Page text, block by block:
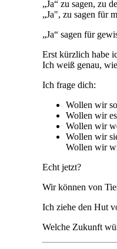
„Ja“ zu sagen, zu
„Ja", zu sagen für
„Ja“ sagen für
Erst kürzlich habe
Ich weiß genau,
Ich frage dich:
Wollen wir
Wollen wir
Wollen wir
Wollen wir
Wollen wir
Echt jetzt?
Wir können von
Ich ziehe den Hut
Welche Zukunft